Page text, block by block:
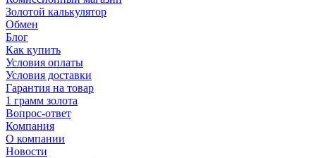
Золотой калькулятор
Обмен
Блог
Как купить
Условия оплаты
Условия доставки
Гарантия на товар
1 грамм золота
Вопрос-ответ
Компания
О компании
Новости